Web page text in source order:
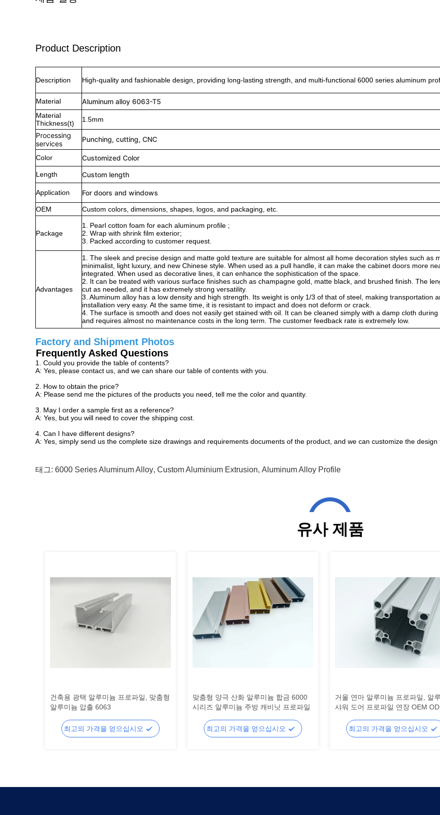
Product Description
Description High-quality and fashionable design, providing long-lasting strength, and multi-functional 6000 series aluminum
Material Aluminum alloy 6063-T5
Material
Thickness(t)
1.5mm
Processing
services
Punching, cutting, CNC
Color Customized Color
Length Custom length
Application For doors and windows
OEM Custom colors, dimensions, shapes, logos, and packaging, etc.
Package
1. Pearl cotton foam for each aluminum profile ;
2. Wrap with shrink film exterior;
3. Packed according to customer request.
Advantages
1. The sleek and precise design and matte gold texture are suitable for almost all home decoration styles such as
minimalist, light luxury, and new Chinese style. When used as a pull handle, it can make the cabinet doors more
integrated. When used as decorative lines, it can enhance the sophistication of the space.
2. It can be treated with various surface finishes such as champagne gold, matte black, and brushed finish. The
cut as needed, and it has extremely strong versatility.
3. Aluminum alloy has a low density and high strength. Its weight is only 1/3 of that of steel, making transportation
installation very easy. At the same time, it is resistant to impact and does not deform or crack.
4. The surface is smooth and does not easily get stained with oil. It can be cleaned simply with a damp cloth during
and requires almost no maintenance costs in the long term. The customer feedback rate is extremely low.
Factory and Shipment Photos
Frequently Asked Questions
1. Could you provide the table of contents?
A: Yes, please contact us, and we can share our table of contents with you.
2. How to obtain the price?
A: Please send me the pictures of the products you need, tell me the color and quantity.
3. May I order a sample first as a reference?
A: Yes, but you will need to cover the shipping cost.
4. Can I have different designs?
A: Yes, simply send us the complete size drawings and requirements documents of the product, and we can customize the design
태그: 6000 Series Aluminum Alloy, Custom Aluminium Extrusion, Aluminum Alloy Profile
유사 제품
건축용 광택 알루미늄 프로파일, 맞춤형
알루미늄 압출 6063
최고의 가격을 얻으십시오
맞춤형 양극 산화 알루미늄 합금 6000
시리즈 알루미늄 주방 캐비닛 프로파일
최고의 가격을 얻으십시오
거울 연마 알루미늄 프로파일, 알
샤워 도어 프로파일 연장 OEM
최고의 가격을 얻으십시오